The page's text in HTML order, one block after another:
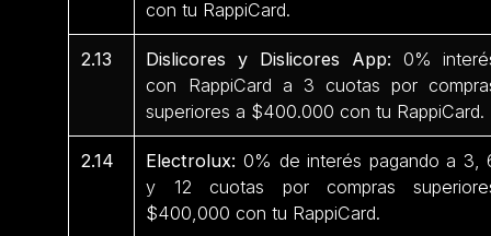
con tu RappiCard.
2.13 Dislicores y Dislicores App: 0%
con RappiCard a 3 cuotas por
superiores a $400.000 con tu RappiCard.
2.14 Electrolux: 0% de interés pagando a 3,
y 12 cuotas por compras
$400,000 con tu RappiCard.